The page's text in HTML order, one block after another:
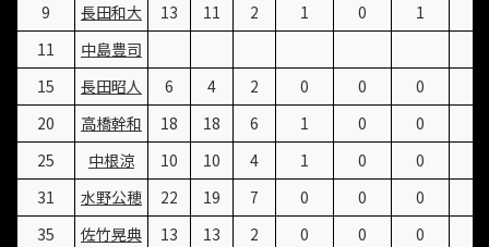
9
長田和大 13 11 2 1 0 1
11
中島豊司
15
長田昭人 6 4 2 0 0 0
20
高橋幹和 18 18 6 1 0 0
25
中根涼 10 10 4 1 0 0
31
水野公穂 22 19 7 0 0 0
35
佐竹晃典 13 13 2 0 0 0